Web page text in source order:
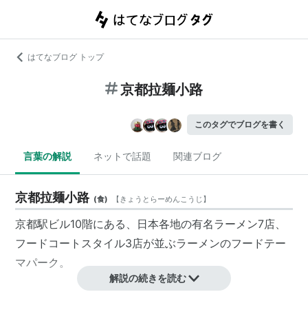
はてなブログ トップ
京都拉麺小路
このタグでブログを書く
言葉の解説 ネットで話題 関連ブログ
京都拉麺小路 (食) 【きょうとらーめんこうじ 】
京都駅ビル10階にある、日本各地の有名ラーメン7店、
フードコートスタイル3店が並ぶラーメンのフードテー
マパーク。
出店している店舗(2011年4月時点)
解説の続きを読む